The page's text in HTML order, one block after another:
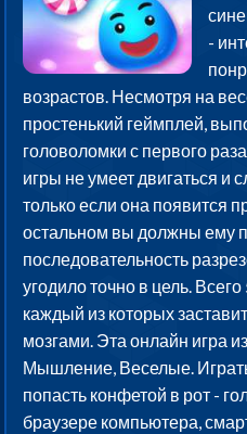
-
возрастов. Несмотря на
простенький геймплей,
головоломки с первого
игры не умеет двигаться и
только если она появится
остальном вы должны ему
последовательность
угодило точно в цель.
каждый из которых
мозгами. Эта онлайн игра
Мышление, Веселые.
попасть конфетой в рот -
браузере компьютера,